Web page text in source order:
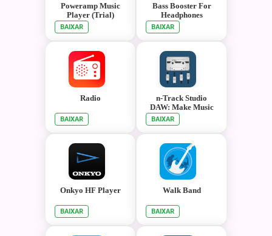
Poweramp Music
Player (Trial)
BAIXAR
Bass Booster For
Headphones
BAIXAR
Radio
BAIXAR
n-Track Studio
DAW: Make Music
BAIXAR
Onkyo HF Player
BAIXAR
Walk Band
BAIXAR